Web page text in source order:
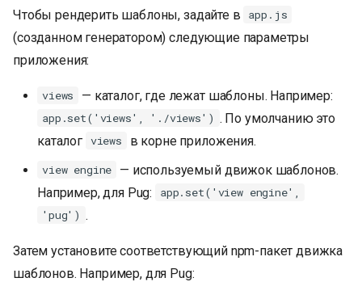
о
и
Чтобы рендерить шаблоны, задайте в app.js
(созданном генератором) следующие параметры
приложения:
views — каталог, где лежат шаблоны. Например:
app.set('views', './views') . По умолчанию это
каталог views в корне приложения.
view engine
— используемый движок шаблонов.
Например, для Pug:
app.set('view engine',
'pug') .
Затем установите соответствующий npm-пакет движка
шаблонов. Например, для Pug: